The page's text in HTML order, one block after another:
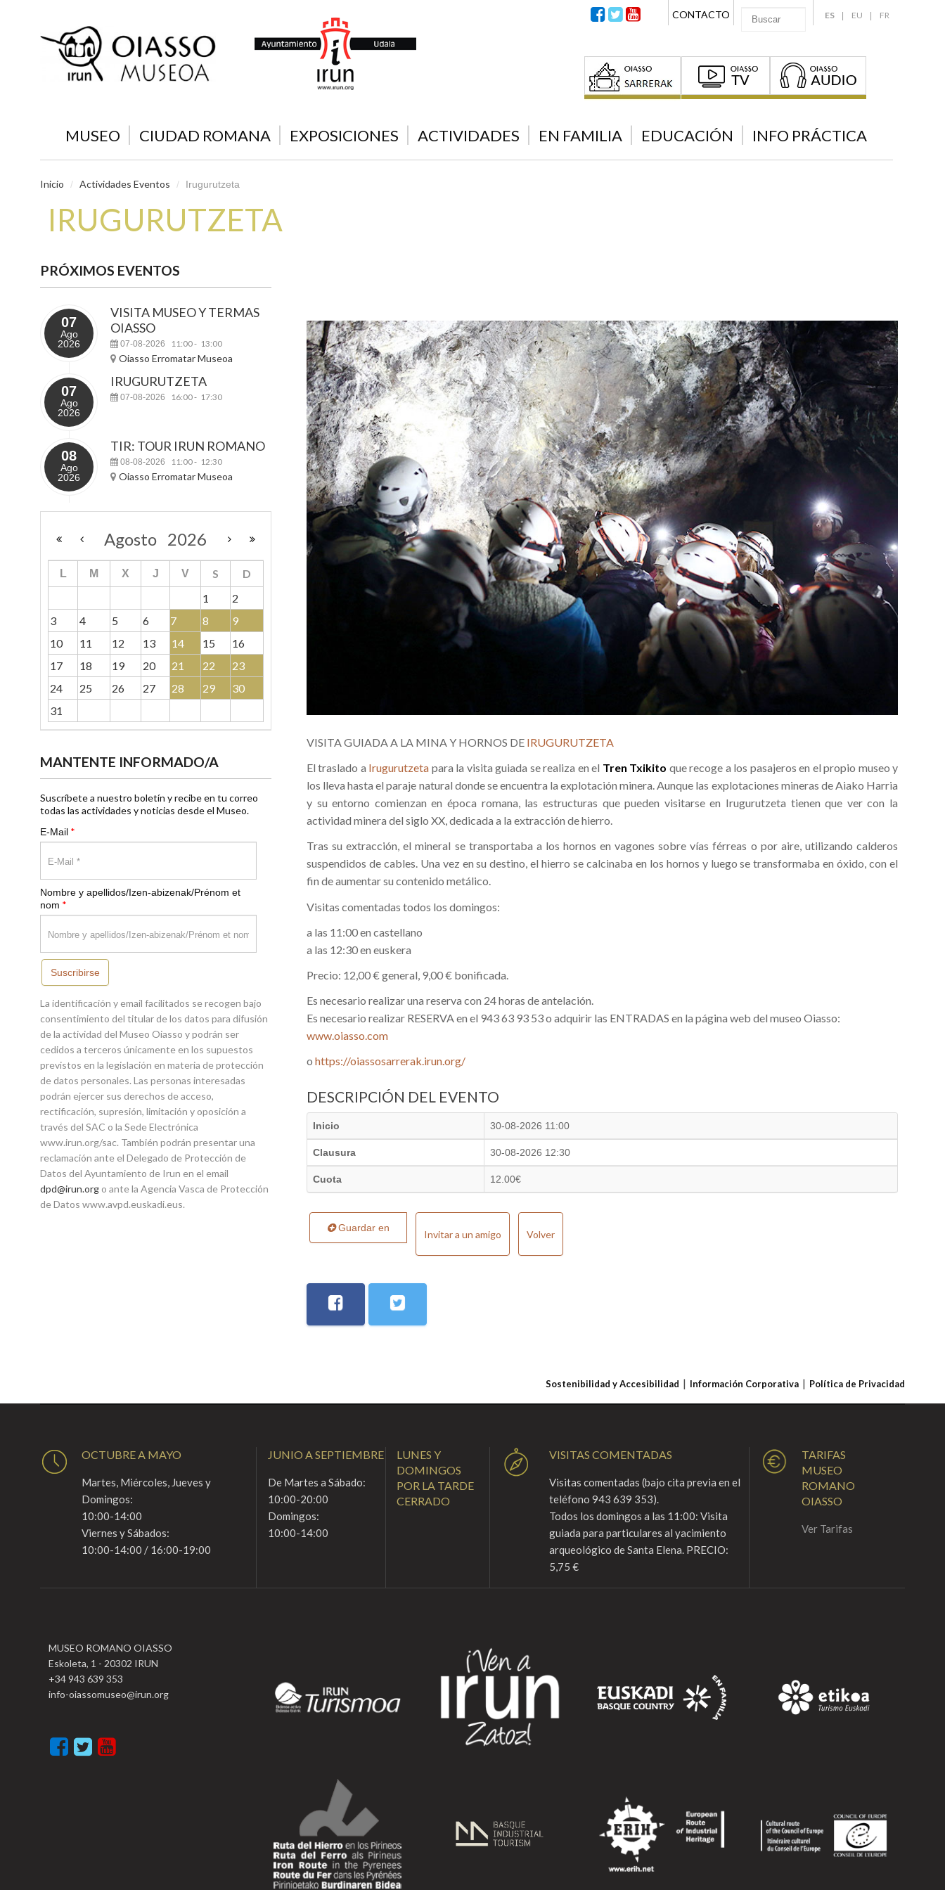
ES EU FR
CONTACTO
MUSEO CIUDAD ROMANA EXPOSICIONES ACTIVIDADES EN FAMILIA EDUCACIÓN INFO PRÁCTICA
Inicio / Actividades Eventos / Irugurutzeta
IRUGURUTZETA
VISITA GUIADA A LA MINA Y HORNOS DE IRUGURUTZETA
El traslado a Irugurutzeta para la visita guiada se realiza en el Tren Txikito que recoge a los pasajeros en el propio museo y
los lleva hasta el paraje natural donde se encuentra la explotación minera. Aunque las explotaciones mineras de Aiako Harria
y su entorno comienzan en época romana, las estructuras que pueden visitarse en Irugurutzeta tienen que ver con la
actividad minera del siglo XX, dedicada a la extracción de hierro.
Tras su extracción, el mineral se transportaba a los hornos en vagones sobre vías férreas o por aire, utilizando calderos
suspendidos de cables. Una vez en su destino, el hierro se calcinaba en los hornos y luego se transformaba en óxido, con el
fin de aumentar su contenido metálico.
Visitas comentadas todos los domingos:
a las 11:00 en castellano
a las 12:30 en euskera
Precio: 12,00 € general, 9,00 € bonificada.
Es necesario realizar una reserva con 24 horas de antelación.
Es necesario realizar RESERVA en el 943 63 93 53 o adquirir las ENTRADAS en la página web del museo Oiasso:
www.oiasso.com
o https://oiassosarrerak.irun.org/
DESCRIPCIÓN DEL EVENTO
Inicio 30-08-2026 11:00
Clausura 30-08-2026 12:30
Cuota 12.00€
Guardar en
Invitar a un amigo Volver
PRÓXIMOS EVENTOS
07
Ago
2026
VISITA MUSEO Y TERMAS
OIASSO
07-08-2026 11:00- 13:00
Oiasso Erromatar Museoa
07
Ago
2026
IRUGURUTZETA
07-08-2026 16:00- 17:30
08
Ago
2026
TIR: TOUR IRUN ROMANO
08-08-2026 11:00- 12:30
Oiasso Erromatar Museoa
Agosto 2026
L M X J V S
D
1
2
3
4 5 6 7 8
9
10
11 12 13 14 15
16
17
18 19 20 21 22
23
24
25 26 27 28 29
30
31
MANTENTE INFORMADO/A
Suscríbete a nuestro boletín y recibe en tu correo
todas las actividades y noticias desde el Museo.
E-Mail *
Nombre y apellidos/Izen-abizenak/Prénom et
nom *
Suscribirse
La identificación y email facilitados se recogen bajo
consentimiento del titular de los datos para difusión
de la actividad del Museo Oiasso y podrán ser
cedidos a terceros únicamente en los supuestos
previstos en la legislación en materia de protección
de datos personales. Las personas interesadas
podrán ejercer sus derechos de acceso,
rectificación, supresión, limitación y oposición a
través del SAC o la Sede Electrónica
www.irun.org/sac. También podrán presentar una
reclamación ante el Delegado de Protección de
Datos del Ayuntamiento de Irun en el email
dpd@irun.org o ante la Agencia Vasca de Protección
de Datos www.avpd.euskadi.eus.
Sostenibilidad y Accesibilidad Información Corporativa Política de Privacidad
OCTUBRE A MAYO
Martes, Miércoles, Jueves y
Domingos:
10:00-14:00
Viernes y Sábados:
10:00-14:00 / 16:00-19:00
JUNIO A SEPTIEMBRE
De Martes a Sábado:
10:00-20:00
Domingos:
10:00-14:00
LUNES Y
DOMINGOS
POR LA TARDE
CERRADO
VISITAS COMENTADAS
Visitas comentadas (bajo cita previa en el
teléfono 943 639 353).
Todos los domingos a las 11:00: Visita
guiada para particulares al yacimiento
arqueológico de Santa Elena. PRECIO:
5,75 €
TARIFAS
MUSEO
ROMANO
OIASSO
Ver Tarifas
MUSEO ROMANO OIASSO
Eskoleta, 1 - 20302 IRUN
+34 943 639 353
info-oiassomuseo@irun.org